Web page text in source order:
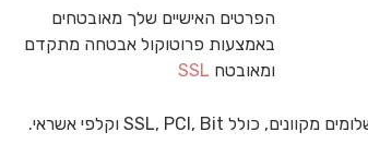
הפרטים האישיים שלך מאובטחים
באמצעות פרוטוקול אבטחה מתקדם
ומאובטח SSL